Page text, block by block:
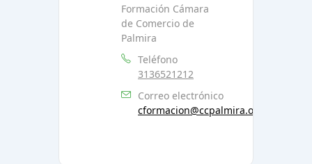
Formación Cámara
de Comercio de
Palmira
Teléfono
3136521212
Correo electrónico
cformacion@ccpalmira.org.co